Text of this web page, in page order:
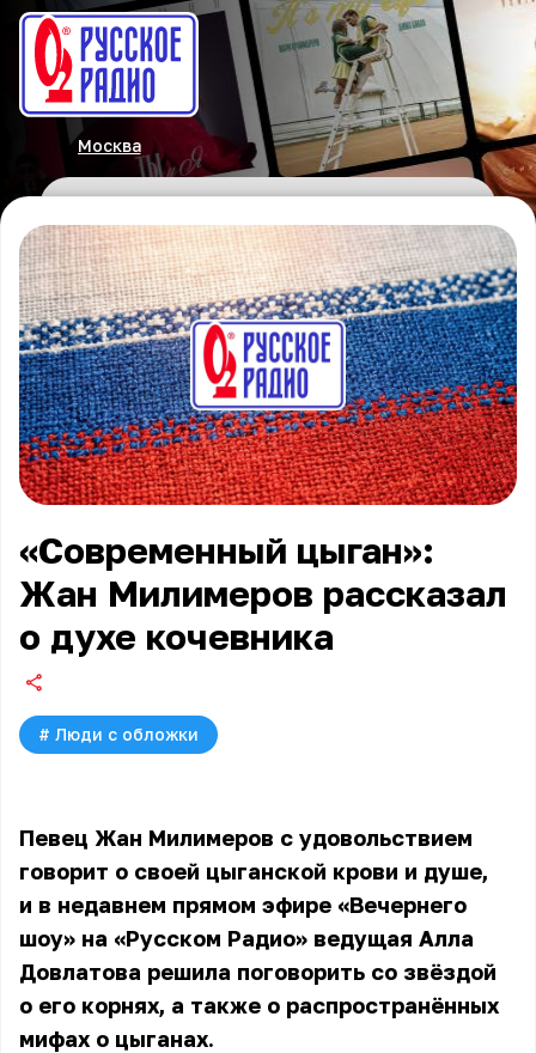
Москва
«Современный цыган»:
Жан Милимеров рассказал
о духе кочевника
# Люди с обложки
Певец Жан Милимеров с удовольствием
говорит о своей цыганской крови и душе,
и в недавнем прямом эфире «Вечернего
шоу» на «Русском Радио» ведущая Алла
Довлатова решила поговорить со звёздой
о его корнях, а также о распространённых
мифах о цыганах.